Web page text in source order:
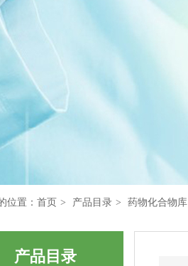
位置： 首页 产品目录 药物化合物库
产品目录